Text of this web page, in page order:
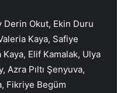
Derin Okut, Ekin Duru
Kaya, Safiye
Elif Kamalak, Ulya
Azra Pıltı Şenyuva,
Fikriye Begüm